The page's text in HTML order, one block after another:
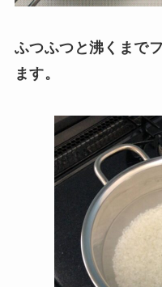
ふつふつと沸くまで
ます。